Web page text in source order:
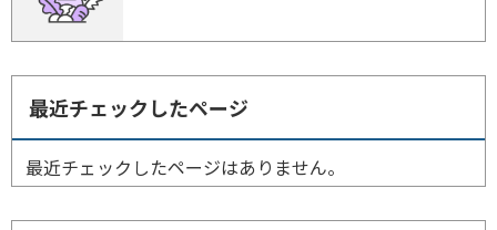
最近チェックしたページ
最近チェックしたページはありません。